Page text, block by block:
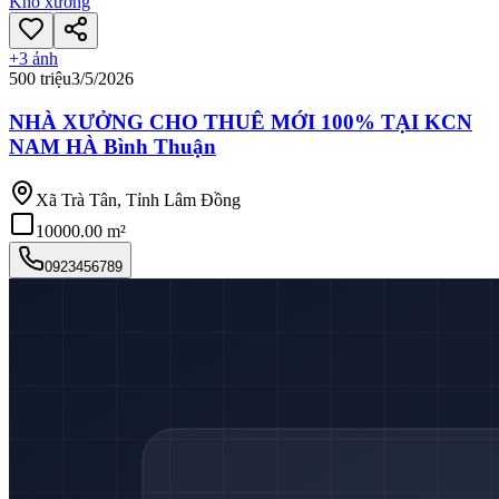
+3 ảnh
500 triệu3/5/2026
NHÀ XƯỞNG CHO THUÊ MỚI 100% TẠI KCN
NAM HÀ Bình Thuận
Xã Trà Tân, Tỉnh Lâm Đồng
10000.00 m²
0923456789